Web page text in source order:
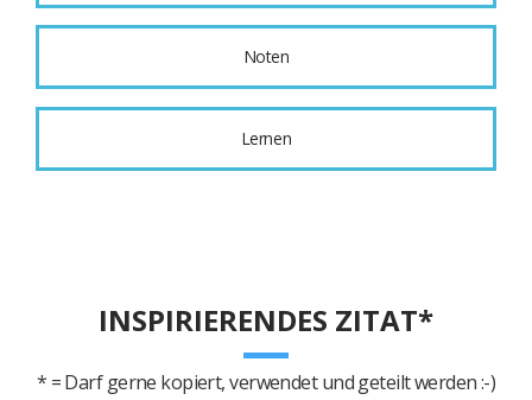
Noten
Lernen
INSPIRIERENDES ZITAT*
* = Darf gerne kopiert, verwendet und geteilt werden :-)